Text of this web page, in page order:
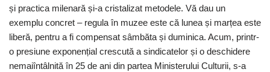
și practica milenară și-a cristalizat metodele. Vă dau un
exemplu concret – regula în muzee este că lunea și marțea este
liberă, pentru a fi compensat sâmbăta și duminica. Acum, printr-
o presiune exponențial crescută a sindicatelor și o deschidere
nemaiîntâlnită în 25 de ani din partea Ministerului Culturii, s-a